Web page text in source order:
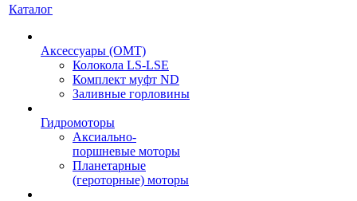
Каталог
Аксессуары (OMT)
Колокола LS-LSE
Комплект муфт ND
Заливные горловины
Гидромоторы
Аксиально-
поршневые моторы
Планетарные
(героторные) моторы